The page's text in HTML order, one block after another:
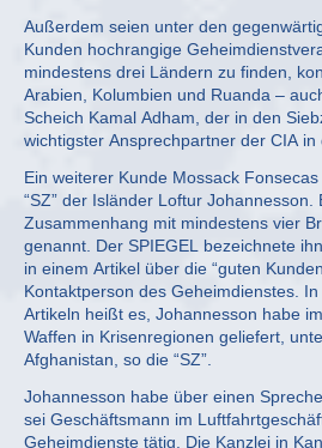
Außerdem seien unter den
Kunden hochrangige
mindestens drei Ländern zu finden,
Arabien, Kolumbien und Ruanda –
Scheich Kamal Adham, der in den
wichtigster Ansprechpartner der CIA in
Ein weiterer Kunde Mossack
“SZ” der Isländer Loftur Johannesson.
Zusammenhang mit mindestens vier
genannt. Der SPIEGEL bezeichnete
in einem Artikel über die “guten
Kontaktperson des Geheimdienstes.
Artikeln heißt es, Johannesson habe
Waffen in Krisenregionen geliefert,
Afghanistan, so die “SZ”.
Johannesson habe über einen
sei Geschäftsmann im
Geheimdienste tätig. Die Kanzlei in